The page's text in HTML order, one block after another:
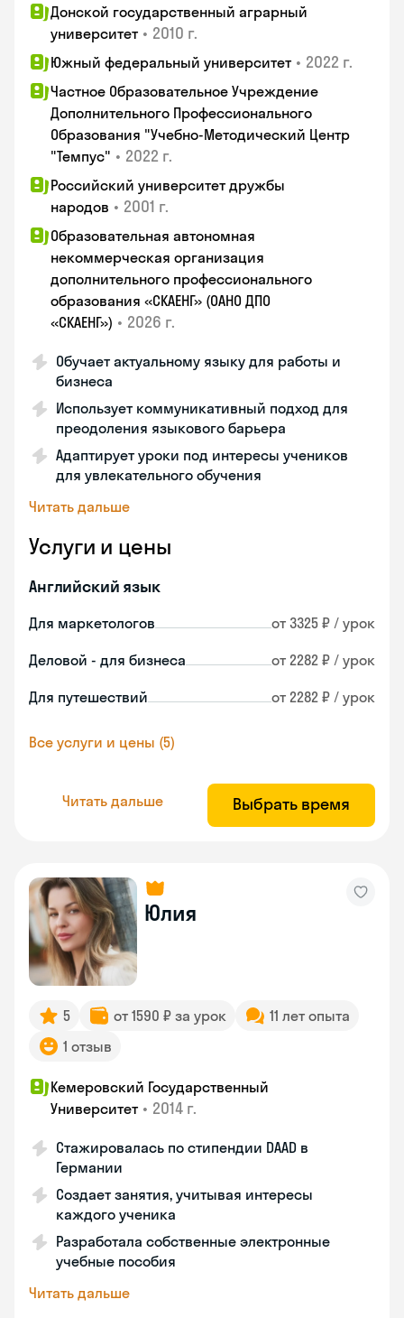
Донской государственный аграрный
университет • 2010 г.
Южный федеральный университет • 2022 г.
Частное Образовательное Учреждение
Дополнительного Профессионального
Образования "Учебно-Методический Центр
"Темпус" • 2022 г.
Российский университет дружбы
народов • 2001 г.
Образовательная автономная
некоммерческая организация
дополнительного профессионального
образования «СКАЕНГ» (ОАНО ДПО
«СКАЕНГ») • 2026 г.
Обучает актуальному языку для работы и
бизнеса
Использует коммуникативный подход для
преодоления языкового барьера
Адаптирует уроки под интересы учеников
для увлекательного обучения
Читать дальше
Услуги и цены
Английский язык
Для маркетологов от 3325 ₽ / урок
Деловой - для бизнеса от 2282 ₽ / урок
Для путешествий от 2282 ₽ / урок
Все услуги и цены (5)
Читать дальше Выбрать время
Юлия
5 от 1590 ₽ за урок
11 лет опыта
1 отзыв
Кемеровский Государственный
Университет • 2014 г.
Стажировалась по стипендии DAAD в
Германии
Создает занятия, учитывая интересы
каждого ученика
Разработала собственные электронные
учебные пособия
Читать дальше